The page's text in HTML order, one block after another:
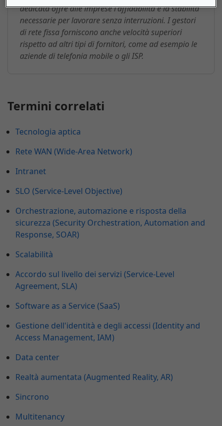
dedicata offre alle imprese l'affidabilità e la stabilità
necessarie per lavorare senza interruzioni. I gestori
di rete fissa forniscono anche velocità superiori
rispetto ad altri tipi di fornitori, come ad esempio le
aziende di telefonia mobile o gli ISP.
Termini correlati
Tecnologia aptica
Rete WAN (Wide-Area Network)
Intranet
SLO (Service-Level Objective)
Orchestrazione, automazione e risposta della
sicurezza (Security Orchestration, Automation and
Response, SOAR)
Scalabilità
Accordo sul livello dei servizi (Service-Level
Agreement, SLA)
Software as a Service (SaaS)
Gestione dell'identità e degli accessi (Identity and
Access Management, IAM)
Data center
Realtà aumentata (Augmented Reality, AR)
Sincrono
Multitenancy